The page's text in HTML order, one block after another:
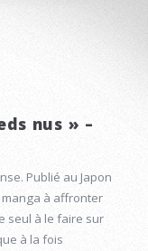
nus » –
Publié au Japon
manga à affronter
seul à le faire sur
à la fois